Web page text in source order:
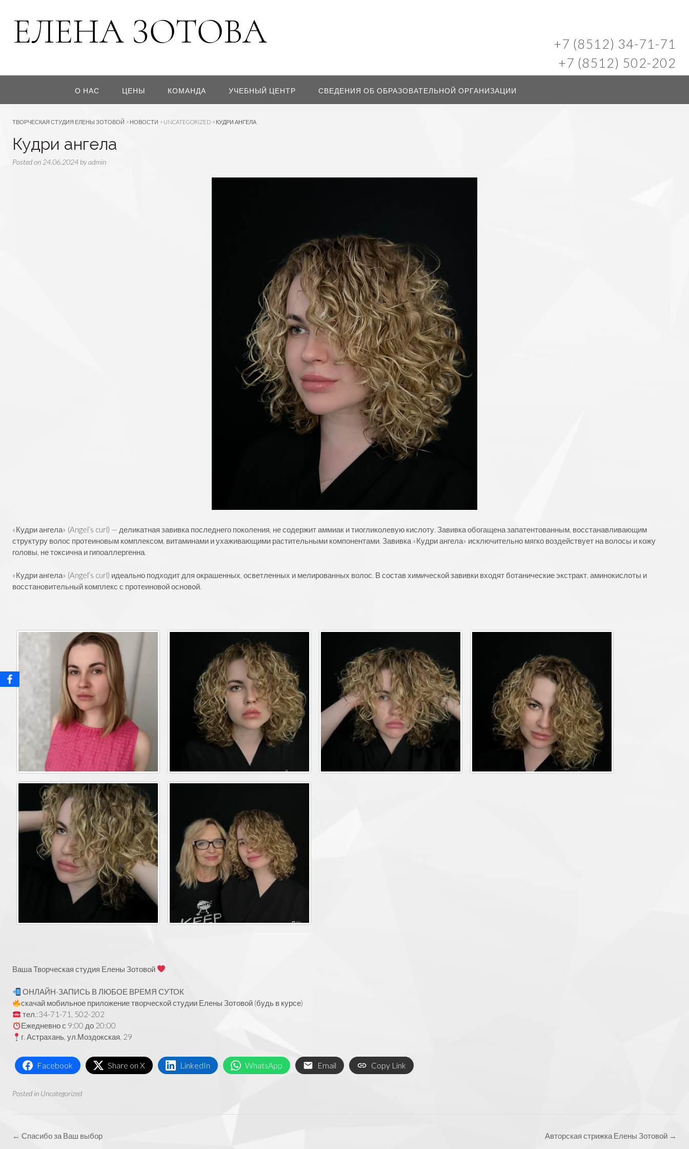
+7 (8512) 34-71-71
+7 (8512) 502-202
О НАС ЦЕНЫ КОМАНДА УЧЕБНЫЙ ЦЕНТР СВЕДЕНИЯ ОБ ОБРАЗОВАТЕЛЬНОЙ ОРГАНИЗАЦИИ
ТВОРЧЕСКАЯ СТУДИЯ ЕЛЕНЫ ЗОТОВОЙ > НОВОСТИ > UNCATEGORIZED > КУДРИ АНГЕЛА
Кудри ангела
Posted on 24.06.2024 byadmin
«Кудри ангела» (Angel’s curl) — деликатная завивка последнего поколения, не содержит аммиак и тиогликолевую кислоту. Завивка обогащена запатентованным, восстанавливающим
структуру волос протеиновым комплексом, витаминами и ухаживающими растительными компонентами. Завивка «Кудри ангела» исключительно мягко воздействует на волосы и кожу
головы, не токсична и гипоаллергенна.
«Кудри ангела» (Angel’s curl) идеально подходит для окрашенных, осветленных и мелированных волос. В состав химической завивки входят ботанические экстракт, аминокислоты и
восстановительный комплекс с протеиновой основой.
Ваша Творческая студия Елены Зотовой
ОНЛАЙН-ЗАПИСЬ В ЛЮБОЕ ВРЕМЯ СУТОК
скачай мобильное приложение творческой студии Елены Зотовой (будь в курсе)
тел.:34-71-71, 502-202
Ежедневно с 9:00 до 20:00
г. Астрахань, ул.Моздокская, 29
Facebook Share on X LinkedIn WhatsApp Email Copy Link
Posted in Uncategorized
Post
Авторская стрижка Елены Зотовой →
← Спасибо за Ваш выбор